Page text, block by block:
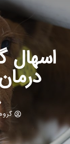
اسهال